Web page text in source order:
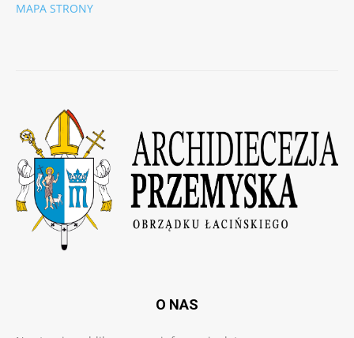
MAPA STRONY
O NAS